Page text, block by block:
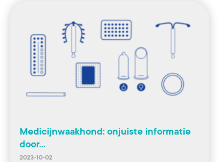
Medicijnwaakhond: onjuiste informatie
door…
2023-10-02